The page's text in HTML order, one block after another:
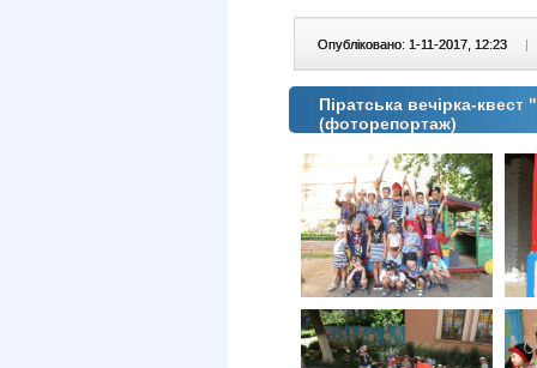
Опубліковано: 1-11-2017, 12:23 |
Піратська вечірка-
(фоторепортаж)